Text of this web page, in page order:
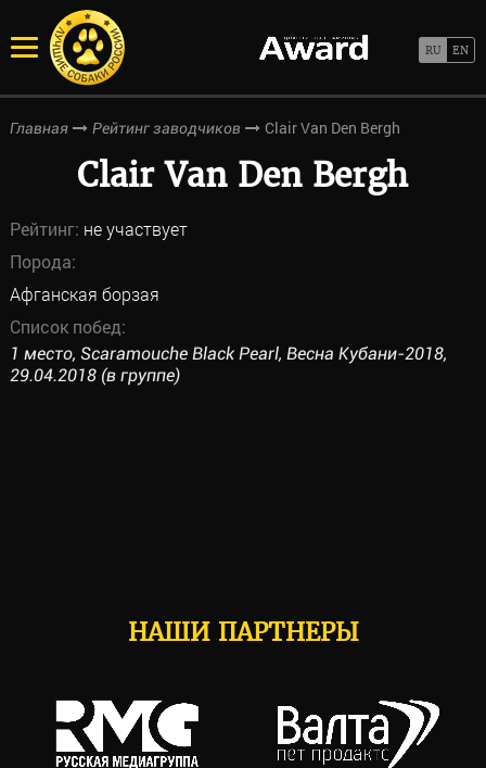
Главная Рейтинг заводчиков Clair Van Den Bergh
Clair Van Den Bergh
Рейтинг: не участвует
Порода:
Афганская борзая
Список побед:
1 место, Scaramouche Black Pearl, Весна Кубани-2018,
29.04.2018 (в группе)
НАШИ ПАРТНЕРЫ